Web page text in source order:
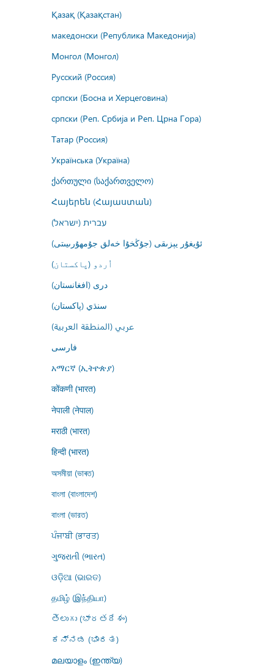
Қазақ (Қазақстан)
македонски (Република Македонија)
Монгол (Монгол)
Русский (Россия)
српски (Босна и Херцеговина)
српски (Реп. Србија и Реп. Црна Гора)
Татар (Россия)
Українська (Україна)
ქართული (საქართველო)
Հայերեն (Հայաստան)
עברית (ישראל)
ئۇيغۇر يېزىقى (جۇڭخۇا خەلق جۇمھۇرىيىتى)
اُردو (پاکستان)
درى (افغانستان)
سنڌي (پاکستان)
عربي (المنطقة العربية)
فارسى
አማርኛ (ኢትዮጵያ)
कोंकणी (भारत)
नेपाली (नेपाल)
मराठी (भारत)
हिन्दी (भारत)
অসমীয়া (ভাৰত)
বাংলা (বাংলাদেশ)
বাংলা (ভারত)
ਪੰਜਾਬੀ (ਭਾਰਤ)
ગુજરાતી (ભારત)
ଓଡ଼ିଆ (ଭାରତ)
தமிழ் (இந்தியா)
తెలుగు (భారతదేశం)
ಕನ್ನಡ (ಭಾರತ)
മലയാളം (ഇന്ത്യ)